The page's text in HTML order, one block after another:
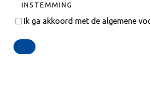
INSTEMMING
Ik ga akkoord met de algemene